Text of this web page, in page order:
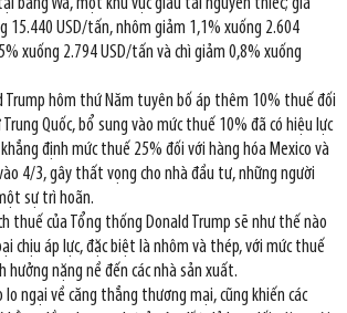
15.440 USD/tấn, nhôm giảm 1,1% xuống 2.604
xuống 2.794 USD/tấn và chì giảm 0,8% xuống
Trump hôm thứ Năm tuyên bố áp thêm 10% thuế đối
Quốc, bổ sung vào mức thuế 10% đã có hiệu lực
định mức thuế 25% đối với hàng hóa Mexico và
4/3, gây thất vọng cho nhà đầu tư, những người
sự trì hoãn.
thuế của Tổng thống Donald Trump sẽ như thế nào
chịu áp lực, đặc biệt là nhôm và thép, với mức thuế
hưởng nặng nề đến các nhà sản xuất.
lo ngại về căng thẳng thương mại, cũng khiến các